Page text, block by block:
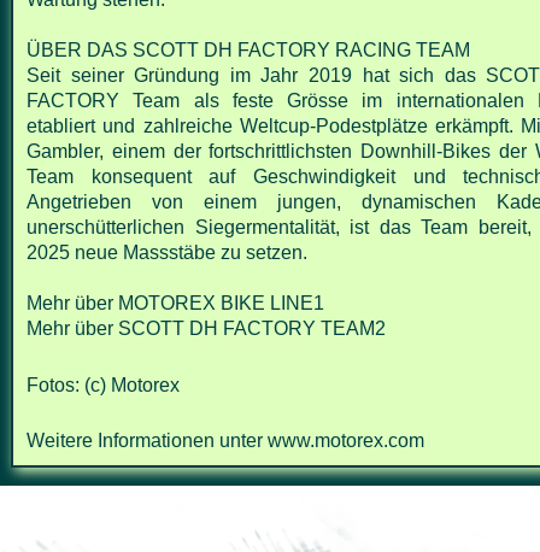
ÜBER DAS SCOTT DH FACTORY RACING TEAM
Seit seiner Gründung im Jahr 2019 hat sich das
FACTORY Team als feste Grösse im internationalen
etabliert und zahlreiche Weltcup-Podestplätze erkämpft.
Gambler, einem der fortschrittlichsten Downhill-Bikes der
Team konsequent auf Geschwindigkeit und
Angetrieben von einem jungen, dynamischen
unerschütterlichen Siegermentalität, ist das Team
2025 neue Massstäbe zu setzen.
Mehr über MOTOREX BIKE LINE1
Mehr über SCOTT DH FACTORY TEAM2
Fotos: (c) Motorex
Weitere Informationen unter www.motorex.com